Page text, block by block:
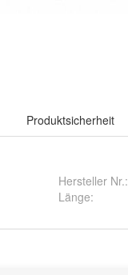
Produktsicherheit
Hersteller Nr.:
Länge: